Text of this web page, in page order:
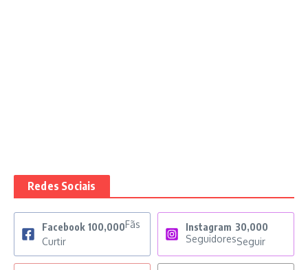
Redes Sociais
Facebook 100,000Fãs
Curtir
Instagram 30,000
SeguidoresSeguir